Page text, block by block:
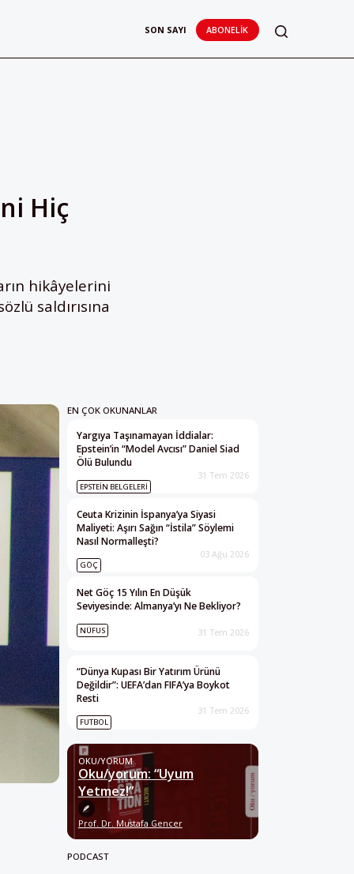
SON SAYI ABONELIK
Hiç
hikâyelerini
saldırısına
EN ÇOK OKUNANLAR
Yargıya Taşınamayan İddialar:
Epstein’in “Model Avcısı” Daniel Siad
Ölü Bulundu
EPSTEIN BELGELERI
31 Tem 2026
Ceuta Krizinin İspanya’ya Siyasi
Maliyeti: Aşırı Sağın “İstila” Söylemi
Nasıl Normalleşti?
GÖÇ
03 Ağu 2026
Net Göç 15 Yılın En Düşük
Seviyesinde: Almanya’yı Ne Bekliyor?
NÜFUS 31 Tem 2026
“Dünya Kupası Bir Yatırım Ürünü
Değildir”: UEFA’dan FIFA’ya Boykot
Resti
FUTBOL
31 Tem 2026
OKU/YORUM
Oku/yorum: “Uyum
Yetmez!”
Prof. Dr. Mustafa Gencer
PODCAST